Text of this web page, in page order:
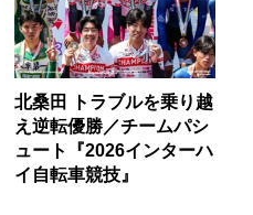
北桑田 トラブルを乗り越
え逆転優勝／チームパシ
ュート『2026インターハ
イ自転車競技』